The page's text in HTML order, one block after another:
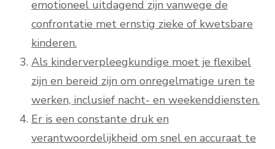
emotioneel uitdagend zijn vanwege de
confrontatie met ernstig zieke of kwetsbare
kinderen.
Als kinderverpleegkundige moet je flexibel
zijn en bereid zijn om onregelmatige uren te
werken, inclusief nacht- en weekenddiensten.
Er is een constante druk en
verantwoordelijkheid om snel en accuraat te